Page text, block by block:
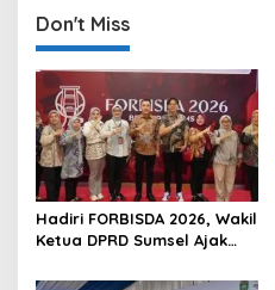
n
a
v
i
g
a
t
i
Don't Miss
Hadiri FORBISDA 2026, Wakil
Ketua DPRD Sumsel Ajak
Kekuatan Ekonomi Baru